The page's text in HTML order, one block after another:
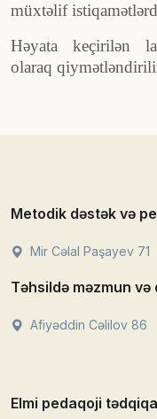
müxtəlif
Həyata keçirilən
olaraq
Metodik dəstək və
Mir Cəlal Paşayev 71
Təhsildə məzmun
Afiyəddin Cəlilov 86
Elmi pedaqoji